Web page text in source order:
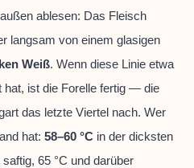
ablesen: Das Fleisch
langsam von einem glasigen
Weiß. Wenn diese Linie etwa
hat, ist die Forelle fertig — die
das letzte Viertel nach. Wer
hat: 58–60 °C in der dicksten
65 °C und darüber